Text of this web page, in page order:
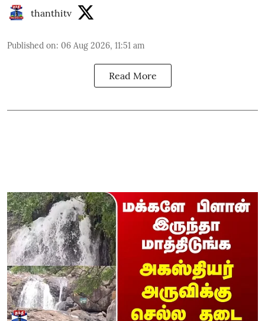
thanthitv
Published on: 06 Aug 2026, 11:51 am
Read More